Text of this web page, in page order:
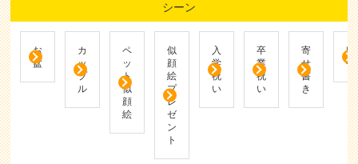
シーン
お
盆
カ
ッ
プ
ル
ペ
ッ
ト
似
顔
絵
似
顔
絵
プ
レ
ゼ
ン
ト
入
学
祝
い
卒
業
祝
い
寄
せ
書
き
帰
省